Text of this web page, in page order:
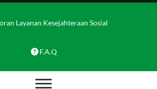
Layanan Kesejahteraan Sosial
F.A.Q